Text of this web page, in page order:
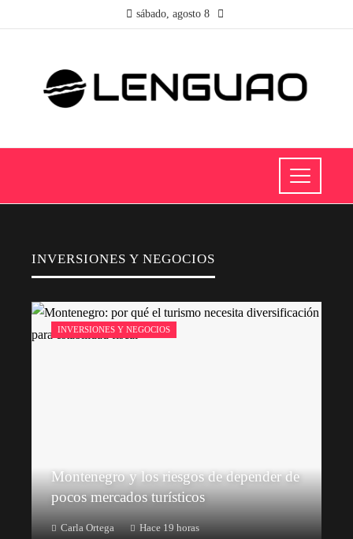
sábado, agosto 8
INVERSIONES Y NEGOCIOS
INVERSIONES Y NEGOCIOS
Montenegro y los riesgos de depender de
pocos mercados turísticos
Carla Ortega Hace 19 horas